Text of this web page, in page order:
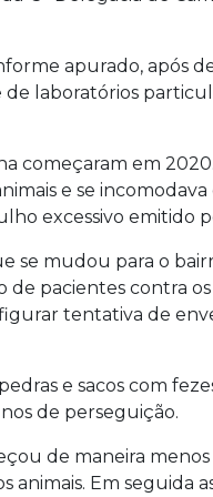
apurado, após
laboratórios
começaram em
e se incomodava
excessivo emitido
se mudou para o
de pacientes contra
tentativa de
e sacos com
de perseguição.
de maneira menos
Em seguida